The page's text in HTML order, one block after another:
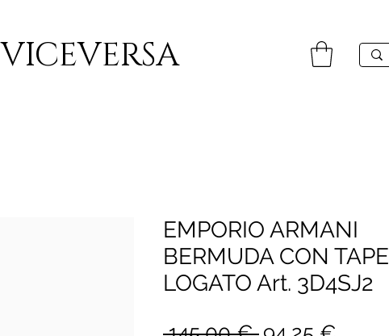
VICEVERSA
EMPORIO ARMANI
BERMUDA CON TAPE
LOGATO Art. 3D4SJ2